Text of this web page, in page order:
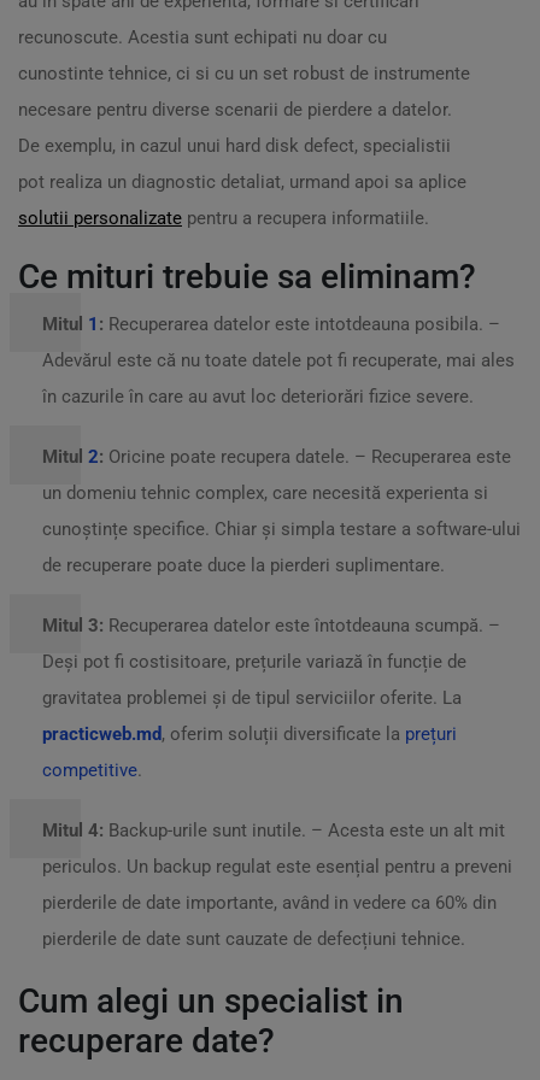
recunoscute. Acestia sunt echipati nu doar cu
cunostinte tehnice, ci si cu un set robust de instrumente
necesare pentru diverse scenarii de pierdere a datelor.
De exemplu, in cazul unui hard disk defect, specialistii
pot realiza un diagnostic detaliat, urmand apoi sa aplice
solutii personalizate pentru a recupera informatiile.
Ce mituri trebuie sa eliminam?
Mitul 1 : Recuperarea datelor este intotdeauna posibila. –
Adevărul este că nu toate datele pot fi recuperate, mai ales
în cazurile în care au avut loc deteriorări fizice severe.
Mitul 2: Oricine poate recupera datele. – Recuperarea este
un domeniu tehnic complex, care necesită experienta si
cunoștințe specifice. Chiar și simpla testare a software-ului
de recuperare poate duce la pierderi suplimentare.
Mitul 3: Recuperarea datelor este întotdeauna scumpă. –
Deși pot fi costisitoare, prețurile variază în funcție de
gravitatea problemei și de tipul serviciilor oferite. La
practicweb.md, oferim soluții diversificate la prețuri
competitive.
Mitul 4: Backup-urile sunt inutile. – Acesta este un alt mit
periculos. Un backup regulat este esențial pentru a preveni
pierderile de date importante, având in vedere ca 60% din
pierderile de date sunt cauzate de defecțiuni tehnice.
Cum alegi un specialist in
recuperare date?